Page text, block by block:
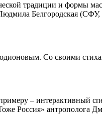
традиции и формы
Белгородская
Со своими
– интерактивный
Россия»